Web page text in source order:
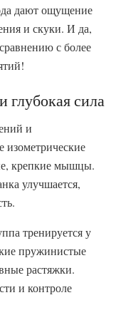
дают ощущение
и скуки. И да,
с более
глубокая сила
и
крепкие мышцы.
улучшается,
тренируется у
пружинистые
растяжки.
и контроле